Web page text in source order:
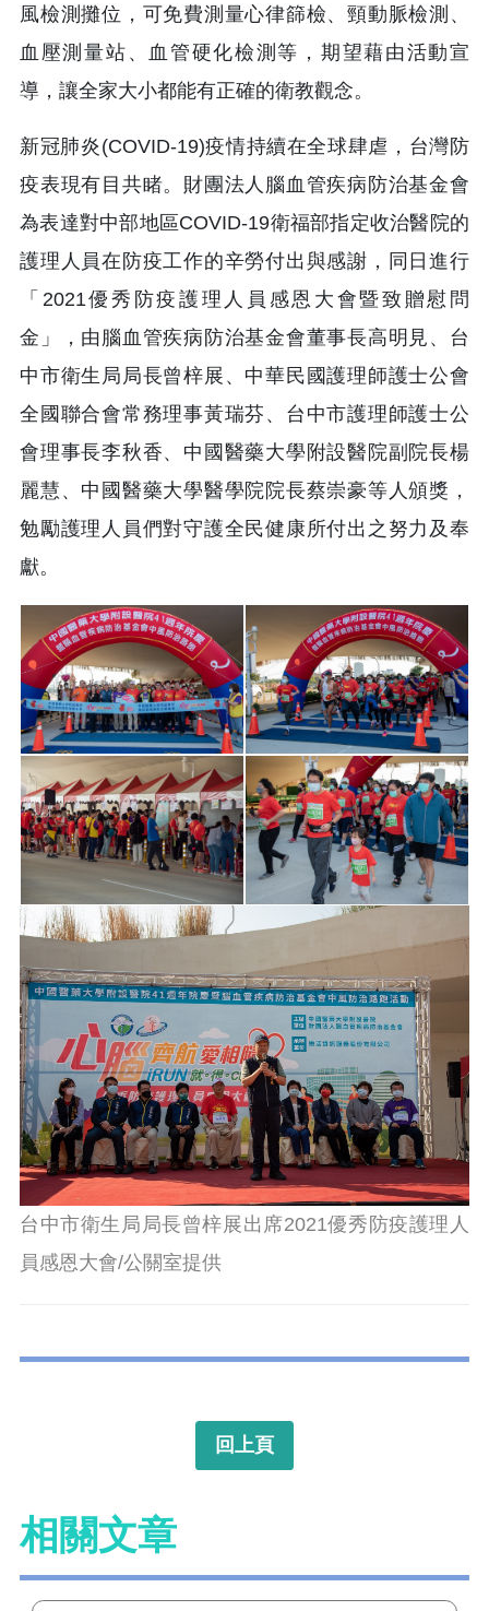
風檢測攤位，可免費測量心律篩檢、頸動脈檢測、
血壓測量站、血管硬化檢測等，期望藉由活動宣
導，讓全家大小都能有正確的衛教觀念。
新冠肺炎(COVID-19)疫情持續在全球肆虐，台灣防
疫表現有目共睹。財團法人腦血管疾病防治基金會
為表達對中部地區COVID-19衛福部指定收治醫院的
護理人員在防疫工作的辛勞付出與感謝，同日進行
「2021優秀防疫護理人員感恩大會暨致贈慰問
金」，由腦血管疾病防治基金會董事長高明見、台
中市衛生局局長曾梓展、中華民國護理師護士公會
全國聯合會常務理事黃瑞芬、台中市護理師護士公
會理事長李秋香、中國醫藥大學附設醫院副院長楊
麗慧、中國醫藥大學醫學院院長蔡崇豪等人頒獎，
勉勵護理人員們對守護全民健康所付出之努力及奉
獻。
台中市衛生局局長曾梓展出席2021優秀防疫護理人
員感恩大會/公關室提供
回上頁
相關文章